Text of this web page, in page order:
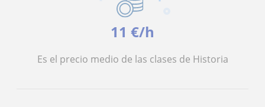
11 €/h
Es el precio medio de las clases de Historia